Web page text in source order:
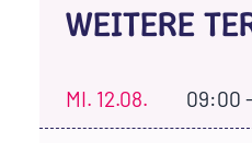
WEITERE
MI. 12.08. 09:00